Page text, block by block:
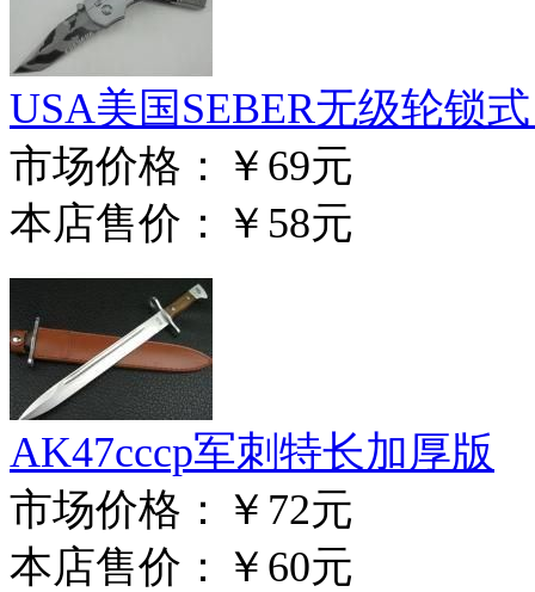
USA美国SEBER无级轮锁
市场价格： ￥69元
本店售价： ￥58元
AK47cccp军刺特长加厚版
市场价格： ￥72元
本店售价： ￥60元